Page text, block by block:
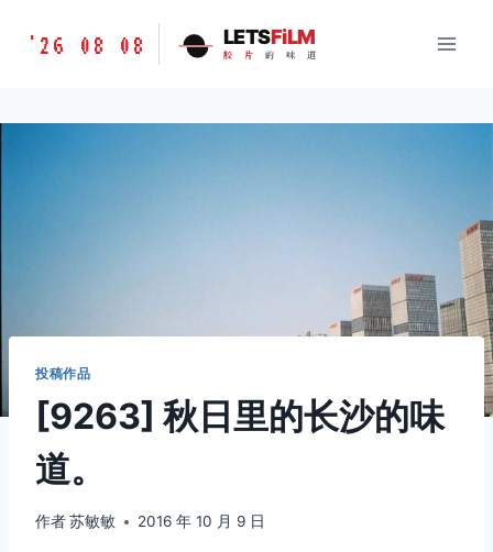
胶
味
'26 08 08 LETSFiLM
胶 片 的 味 道
投稿作品
[9263] 秋日里的长沙的味
道。
作者苏敏敏 2016 年 10 月 9 日